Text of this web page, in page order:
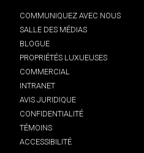
COMMUNIQUEZ AVEC NOUS
SALLE DES MÉDIAS
BLOGUE
PROPRIÉTÉS LUXUEUSES
COMMERCIAL
INTRANET
AVIS JURIDIQUE
CONFIDENTIALITÉ
TÉMOINS
ACCESSIBILITÉ